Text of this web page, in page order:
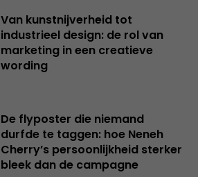
Van kunstnijverheid tot
industrieel design: de rol van
marketing in een creatieve
wording
De flyposter die niemand
durfde te taggen: hoe Neneh
Cherry’s persoonlijkheid sterker
bleek dan de campagne